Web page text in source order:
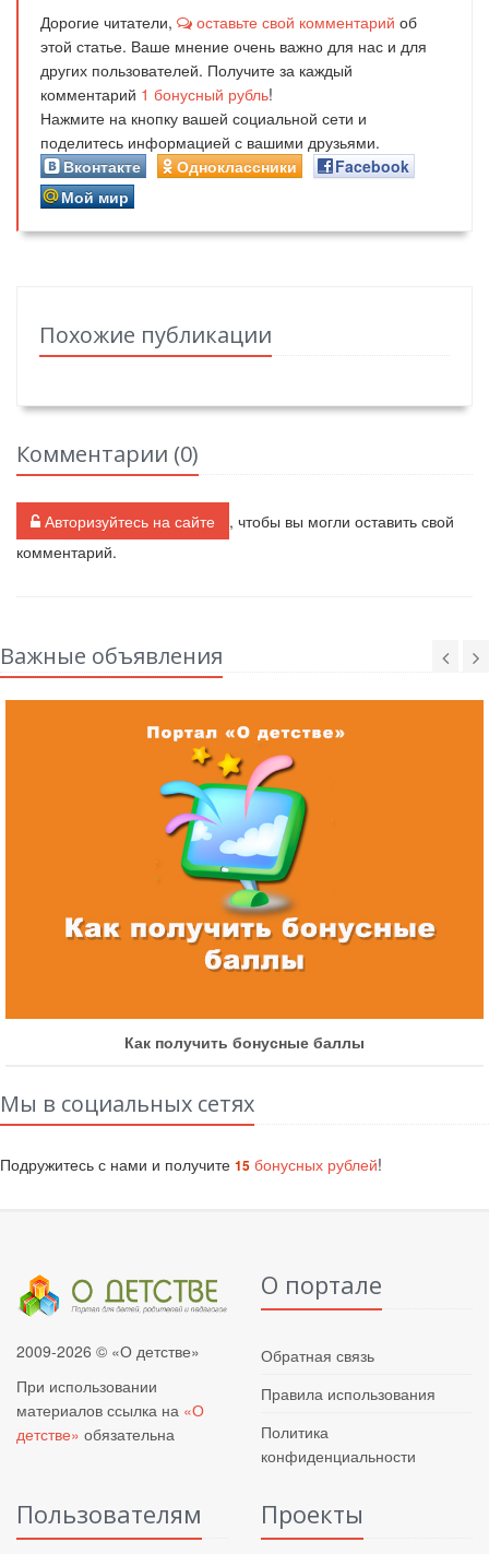
Дорогие читатели, оставьте свой комментарий об
этой статье. Ваше мнение очень важно для нас и для
других пользователей. Получите за каждый
комментарий 1 бонусный рубль!
Нажмите на кнопку вашей социальной сети и
поделитесь информацией с вашими друзьями.
Вконтакте
Одноклассники
Facebook
Мой мир
Похожие публикации
Комментарии (0)
Авторизуйтесь на сайте
, чтобы вы могли оставить свой
комментарий.
Важные объявления
Как получить бонусные баллы
Мы в социальных сетях
Подружитесь с нами и получите 15 бонусных рублей!
2009-2026 © «О детстве»
При использовании
материалов ссылка на «О
детстве» обязательна
О портале
Обратная связь
Правила использования
Политика
конфиденциальности
Пользователям Проекты